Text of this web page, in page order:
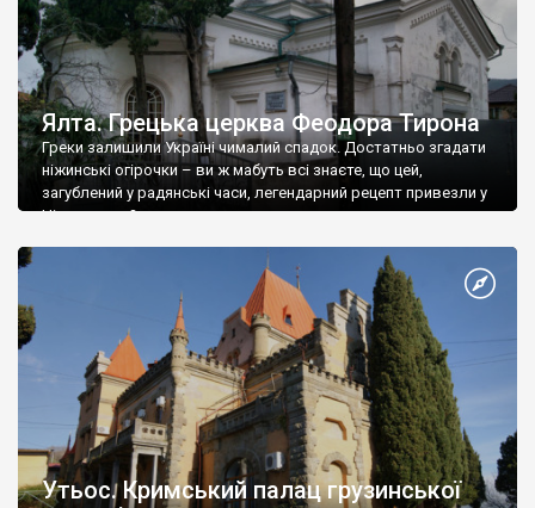
Ялта. Грецька церква Феодора Тирона
Греки залишили Україні чималий спадок. Достатньо згадати
ніжинські огірочки – ви ж мабуть всі знаєте, що цей,
загублений у радянські часи, легендарний рецепт привезли у
Ніжин греки?
Утьос. Кримський палац грузинської